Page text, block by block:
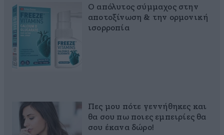
Ο απόλυτος σύμμαχος στην
αποτοξίνωση & την ορμονική
ισορροπία
Πες μου πότε γεννήθηκες και
θα σου πω ποιες εμπειρίες θα
σου έκανα δώρο!